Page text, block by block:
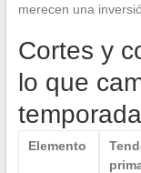
merecen una
Cortes y
lo que
Elemento